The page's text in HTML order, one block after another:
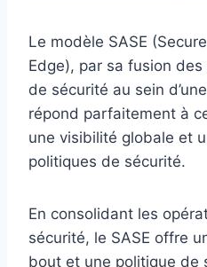
Le modèle SASE
Edge), par sa fusion
de sécurité au sein
répond parfaitement à
une visibilité globale et
politiques de sécurité.
En consolidant les
sécurité, le SASE offre
bout et une politique de